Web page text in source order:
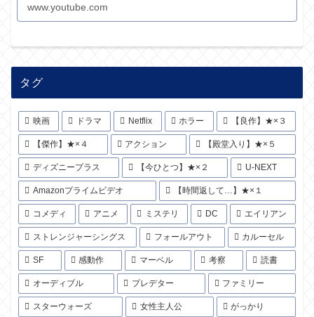
www.youtube.com
タグ
映画 ドラマ Netflix ホラー 【良作】★×３
【傑作】★×４ アクション 【殿堂入り】★×５
ディズニープラス 【今ひとつ】★×２ U-NEXT
Amazonプライムビデオ 【時間返して…】★×１
コメディ アニメ ミステリ DC エイリアン
ストレンジャーシングス フォールアウト カルーセル
SF 感動作 マーベル 考察 読書
オーディブル プレデター ファミリー
スターウォーズ 女性主人公 がっかり